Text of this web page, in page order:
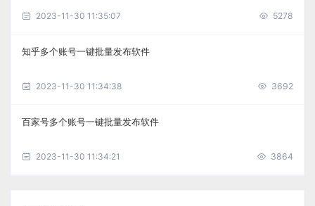
2023-11-30 11:35:07 5278
知乎多个账号一键批量发布软件
2023-11-30 11:34:38 3692
百家号多个账号一键批量发布软件
2023-11-30 11:34:21 3864